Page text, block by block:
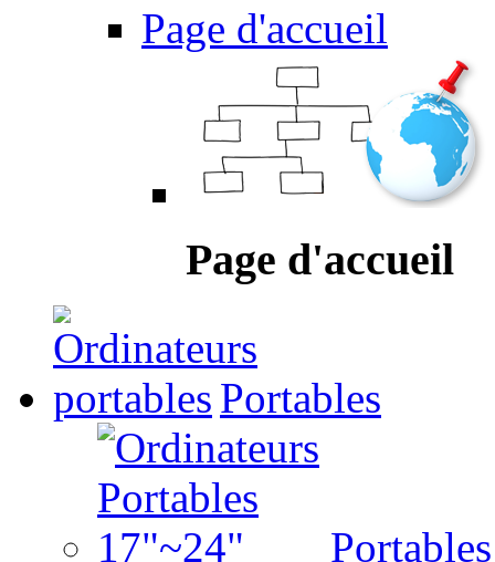
Page d'accueil
Page d'accueil
Portables